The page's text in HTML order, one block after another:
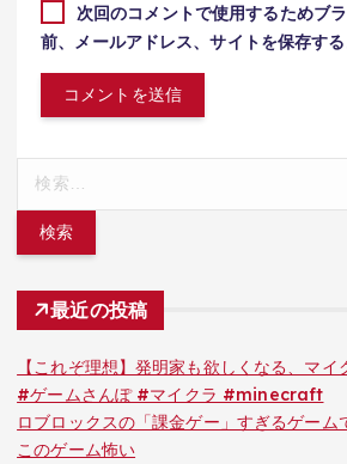
次回のコメントで使用するためブ
前、メールアドレス、サイトを保存する
最近の投稿
【これぞ理想】発明家も欲しくなる、マ
#ゲームさんぽ #マイクラ #minecraft
ロブロックスの「課金ゲー」すぎるゲーム
このゲーム怖い